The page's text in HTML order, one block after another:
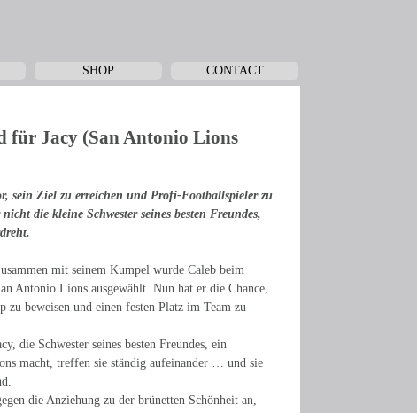
SHOP CONTACT
für Jacy (San Antonio Lions
sein Ziel zu erreichen und Profi-Footballspieler zu
die kleine Schwester seines besten Freundes,
mit seinem Kumpel wurde Caleb beim
Antonio Lions ausgewählt. Nun hat er die Chance,
zu beweisen und einen festen Platz im Team zu
die Schwester seines besten Freundes, ein
macht, treffen sie ständig aufeinander … und sie
die Anziehung zu der brünetten Schönheit an,